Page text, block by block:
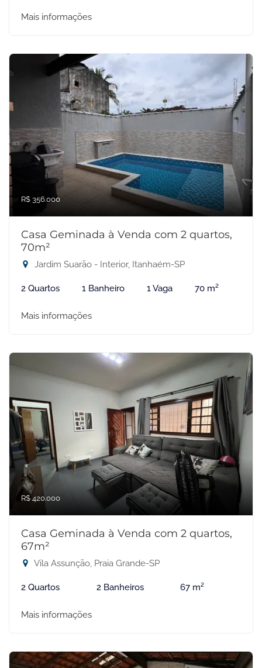
Mais informações
R$ 356.000
Casa Geminada à Venda com 2 quartos,
70m²
Jardim Suarão - Interior, Itanhaém-SP
2 Quartos 1 Banheiro 1 Vaga 70 m²
Mais informações
R$ 420.000
Casa Geminada à Venda com 2 quartos,
67m²
Vila Assunção, Praia Grande-SP
2 Quartos 2 Banheiros 67 m²
Mais informações